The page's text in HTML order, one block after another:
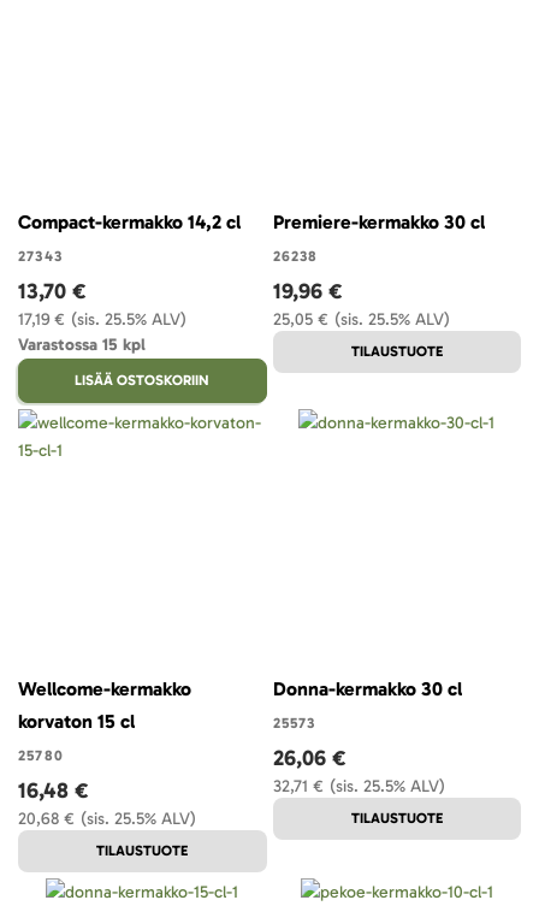
Compact-kermakko 14,2 cl
27343
(sis. 25.5% ALV)
17,19 €
13,70 €
Varastossa 15 kpl
LISÄÄ OSTOSKORIIN
Premiere-kermakko 30 cl
26238
(sis. 25.5% ALV)
25,05 €
19,96 €
TILAUSTUOTE
Wellcome-kermakko
korvaton 15 cl
25780
(sis. 25.5% ALV)
20,68 €
16,48 €
TILAUSTUOTE
Donna-kermakko 30 cl
25573
(sis. 25.5% ALV)
32,71 €
26,06 €
TILAUSTUOTE